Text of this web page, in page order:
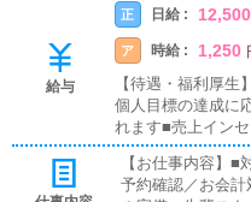
給与
正 日給 : 12,500
ア 時給 : 1,250
【待遇・福利厚
個人目標の達成に
れます■売上イン
給・成果がダイレ
り・入社後は研修
タートできます■
【お仕事内容】■
予約確認／お会